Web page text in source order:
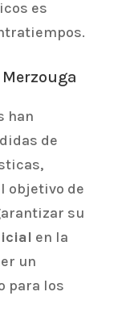
es
han
de
objetivo de
su
en la
un
para los